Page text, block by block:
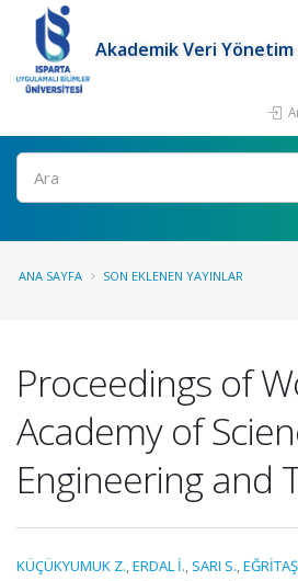
Akademik Veri Yönetim
Ara
ANA SAYFA SON EKLENEN YAYINLAR
Proceedings of
Academy of
Engineering and
KÜÇÜKYUMUK Z.,ERDAL İ., SARI S.,